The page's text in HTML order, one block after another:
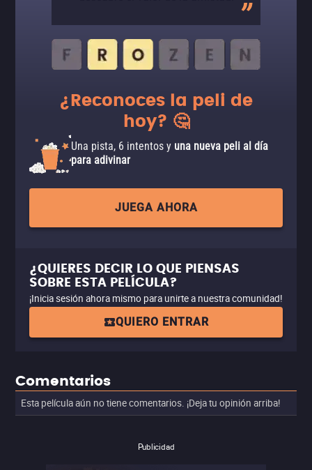
¿Reconoces la peli de
hoy? 🤔
Una pista, 6 intentos y una nueva peli al día
para adivinar
JUEGA AHORA
¿QUIERES DECIR LO QUE PIENSAS
SOBRE ESTA PELÍCULA?
¡Inicia sesión ahora mismo para unirte a nuestra comunidad!
QUIERO ENTRAR
Comentarios
Esta película aún no tiene comentarios. ¡Deja tu opinión arriba!
Publicidad